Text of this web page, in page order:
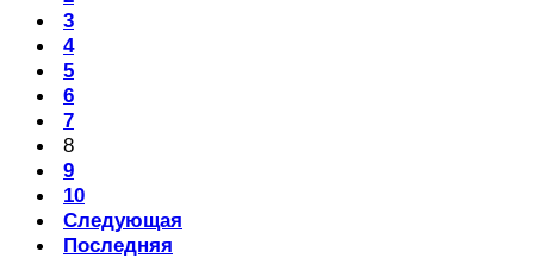
3
4
5
6
7
8
9
10
Следующая
Последняя